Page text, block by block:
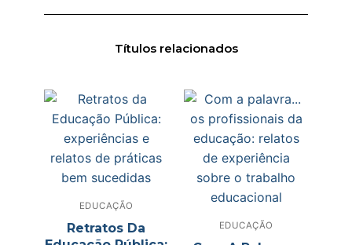
Títulos relacionados
EDUCAÇÃO
Retratos Da
EDUCAÇÃO